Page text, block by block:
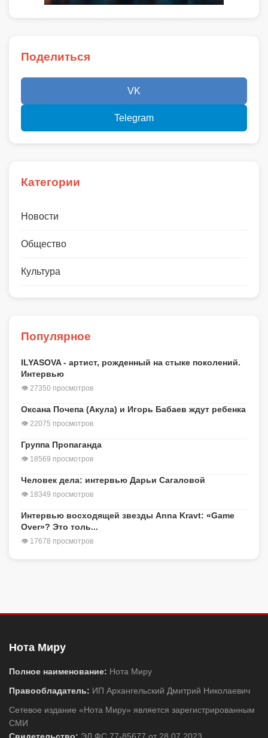
Поделиться
VK
Telegram
Категории
Новости
Общество
Культура
Популярное
ILYASOVA - артист, рожденный на стыке поколений.
Интервью
👁 27350 просмотров
Оксана Почепа (Акула) и Игорь Бабаев ждут ребенка
👁 22075 просмотров
Группа Пропаганда
👁 18569 просмотров
Человек дела: интервью Дарьи Сагаловой
👁 18349 просмотров
Интервью восходящей звезды Anna Kravt: «Game
Over»? Это толь...
👁 17678 просмотров
Нота Миру
Полное наименование: Нота Миру
Правообладатель: ИП Архангельский Дмитрий Николаевич
Сетевое издание «Нота Миру» является зарегистрированным
СМИ